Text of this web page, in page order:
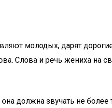
молодых, дарят
Слова и речь жениха на
должна звучать не